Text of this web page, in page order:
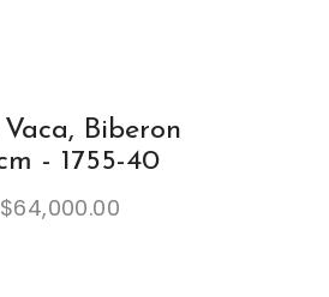
Vaca, Biberon
- 1755-40
$64,000.00